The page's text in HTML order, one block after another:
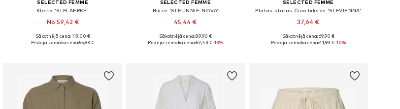
SELECTED FEMME
Kleita 'SLFLAERKE'
No 59,42 €
Pieejamie izmēri: 36, 38, 40, 42
Sākotnējā cena: 119,00 €
Pēdējā zemākā cena:55,93 €
SELECTED FEMME
Blūze 'SLFLINNIE-NOVA'
45,44 €
Pieejamie izmēri: XS, S, M, L, XL, XXL
Sākotnējā cena: 89,90 €
Pēdējā zemākā cena:52,43 €-13%
SELECTED FEMME
Platas staras Čino bikses 'SLFVIENNA'
37,64 €
Pieejamie izmēri: 36, 38, 40, 42
Sākotnējā cena: 69,90 €
Pēdējā zemākā cena:41,93 €-10%